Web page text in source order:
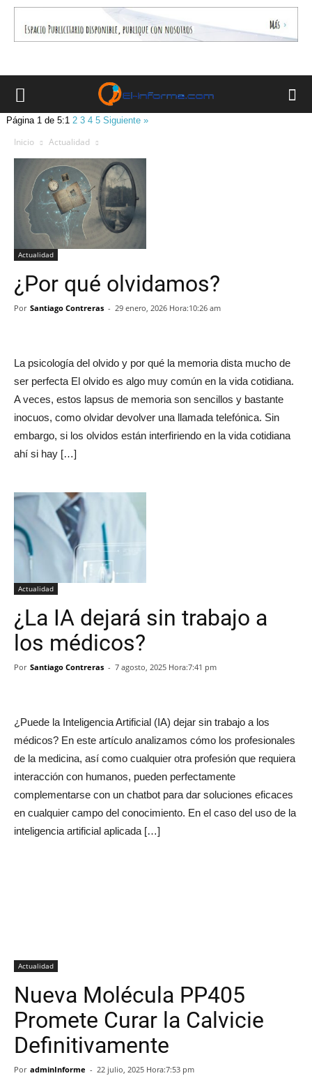
Página 1 de 5:12 3 4 5 Siguiente »
Inicio Actualidad
Actualidad
¿Por qué olvidamos?
Por Santiago Contreras - 29 enero, 2026 Hora:10:26 am
La psicología del olvido y por qué la memoria dista mucho de
ser perfecta El olvido es algo muy común en la vida cotidiana.
A veces, estos lapsus de memoria son sencillos y bastante
inocuos, como olvidar devolver una llamada telefónica. Sin
embargo, si los olvidos están interfiriendo en la vida cotidiana
ahí si hay […]
Actualidad
¿La IA dejará sin trabajo a
los médicos?
Por Santiago Contreras - 7 agosto, 2025 Hora:7:41 pm
¿Puede la Inteligencia Artificial (IA) dejar sin trabajo a los
médicos? En este artículo analizamos cómo los profesionales
de la medicina, así como cualquier otra profesión que requiera
interacción con humanos, pueden perfectamente
complementarse con un chatbot para dar soluciones eficaces
en cualquier campo del conocimiento. En el caso del uso de la
inteligencia artificial aplicada […]
Actualidad
Nueva Molécula PP405
Promete Curar la Calvicie
Definitivamente
Por adminInforme - 22 julio, 2025 Hora:7:53 pm